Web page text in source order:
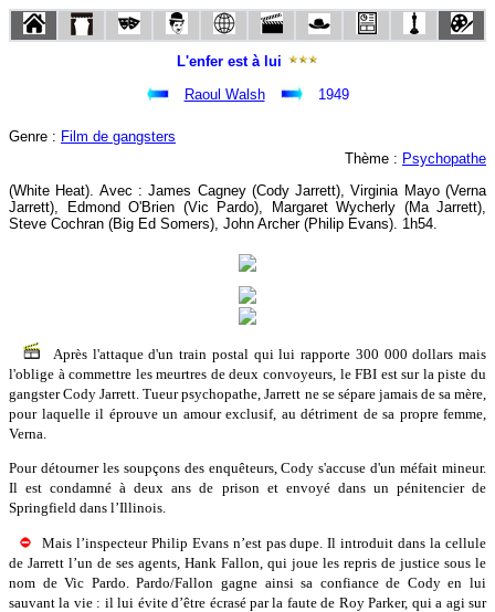
L'enfer est à lui
Raoul Walsh
1949
Genre : Film de gangsters
Thème : Psychopathe
(White Heat). Avec : James Cagney (Cody Jarrett), Virginia Mayo (Verna
Jarrett), Edmond O'Brien (Vic Pardo), Margaret Wycherly (Ma Jarrett),
Steve Cochran (Big Ed Somers), John Archer (Philip Evans). 1h54.
Après l'attaque d'un train postal qui lui rapporte 300 000 dollars mais
l'oblige à commettre les meurtres de deux convoyeurs, le FBI est sur la piste du
gangster Cody Jarrett. Tueur psychopathe, Jarrett ne se sépare jamais de sa mère,
pour laquelle il éprouve un amour exclusif, au détriment de sa propre femme,
Verna.
Pour détourner les soupçons des enquêteurs, Cody s'accuse d'un méfait mineur.
Il est condamné à deux ans de prison et envoyé dans un pénitencier de
Springfield dans l’Illinois.
Mais l’inspecteur Philip Evans n’est pas dupe. Il introduit dans la cellule
de Jarrett l’un de ses agents, Hank Fallon, qui joue les repris de justice sous le
nom de Vic Pardo. Pardo/Fallon gagne ainsi sa confiance de Cody en lui
sauvant la vie : il lui évite d’être écrasé par la faute de Roy Parker, qui a agi sur